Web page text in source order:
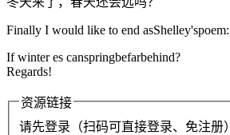
Finally I would like to end asShelley'spoem:
If winter es canspringbefarbehind?
Regards!
资源链接
请先登录（扫码可直接登录、免注册）